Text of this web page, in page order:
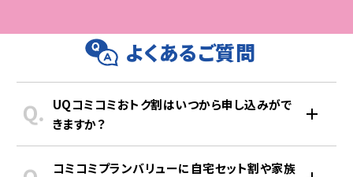
何度でも無料
au Starlink Direct専用プラン＋
コミコミプランバリュー・
トクトクプラン2ご利用中なら
0円／月★3
よくあるご質問
UQコミコミおトク割はいつから申し込みがで
きますか？
コミコミプランバリューに自宅セット割や家族